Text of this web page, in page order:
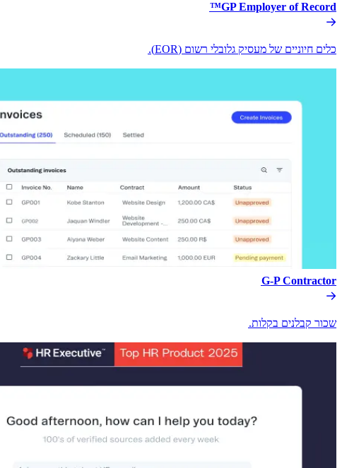
GP Employer of Record™​​
כלים חיוניים של מעסיק גלובלי רשום (EOR).​​
G-P Contractor​​
שכור קבלנים בקלות.​​